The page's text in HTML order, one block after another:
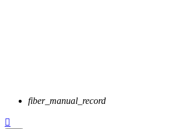
fiber_manual_record
